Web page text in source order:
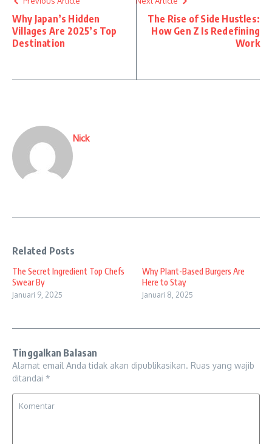
Why Japan’s Hidden
Villages Are 2025’s Top
Destination
The Rise of Side Hustles:
How Gen Z Is Redefining
Work
Nick
Related Posts
The Secret Ingredient Top Chefs
Swear By
Januari 9, 2025
Why Plant-Based Burgers Are
Here to Stay
Januari 8, 2025
Tinggalkan Balasan
Alamat email Anda tidak akan dipublikasikan. Ruas yang wajib
ditandai *